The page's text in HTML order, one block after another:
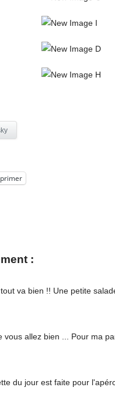
:
va bien !! Une petite
vous allez bien ... Pour ma
du jour est faite pour